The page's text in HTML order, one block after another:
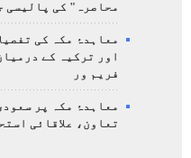
محاصرہ" کی پالیسی
معاہدۂ مکہ کی
اور ترکیہ کے
فریم ور
معاہدۂ مکہ پر
تعاون، علاقائی